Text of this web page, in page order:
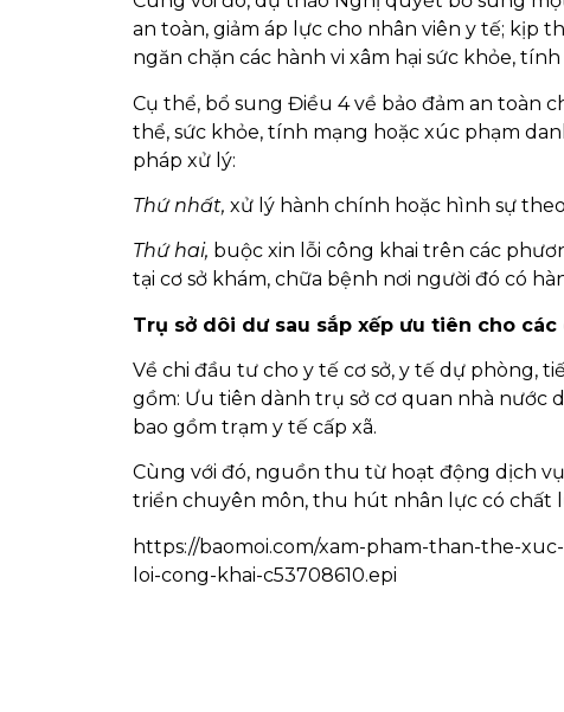
an toàn, giảm áp lực cho nhân viên y tế; kịp
ngăn chặn các hành vi xâm hại sức khỏe,
Cụ thể, bổ sung Điều 4 về bảo đảm an toàn
thể, sức khỏe, tính mạng hoặc xúc phạm
pháp xử lý:
Thứ nhất, xử lý hành chính hoặc hình sự
Thứ hai, buộc xin lỗi công khai trên các
tại cơ sở khám, chữa bệnh nơi người đó có
Trụ sở dôi dư sau sắp xếp ưu tiên cho các
Về chi đầu tư cho y tế cơ sở, y tế dự phòng,
gồm: Ưu tiên dành trụ sở cơ quan nhà nước
bao gồm trạm y tế cấp xã.
Cùng với đó, nguồn thu từ hoạt động dịch
triển chuyên môn, thu hút nhân lực có chất
https://baomoi.com/xam-pham-than-the-
loi-cong-khai-c53708610.epi